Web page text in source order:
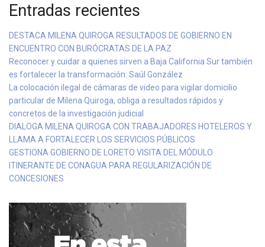
Entradas recientes
DESTACA MILENA QUIROGA RESULTADOS DE GOBIERNO EN
ENCUENTRO CON BURÓCRATAS DE LA PAZ
Reconocer y cuidar a quienes sirven a Baja California Sur también
es fortalecer la transformación: Saúl González
La colocación ilegal de cámaras de video para vigilar domicilio
particular de Milena Quiroga, obliga a resultados rápidos y
concretos de la investigación judicial
DIALOGA MILENA QUIROGA CON TRABAJADORES HOTELEROS Y
LLAMA A FORTALECER LOS SERVICIOS PÚBLICOS
GESTIONA GOBIERNO DE LORETO VISITA DEL MÓDULO
ITINERANTE DE CONAGUA PARA REGULARIZACIÓN DE
CONCESIONES